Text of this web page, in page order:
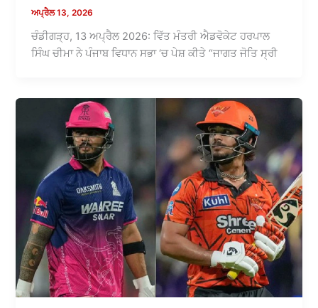
ਅਪ੍ਰੈਲ 13, 2026
ਚੰਡੀਗੜ੍ਹ, 13 ਅਪ੍ਰੈਲ 2026: ਵਿੱਤ ਮੰਤਰੀ ਐਡਵੋਕੇਟ ਹਰਪਾਲ
ਸਿੰਘ ਚੀਮਾ ਨੇ ਪੰਜਾਬ ਵਿਧਾਨ ਸਭਾ ‘ਚ ਪੇਸ਼ ਕੀਤੇ “ਜਾਗਤ ਜੋਤਿ ਸ੍ਰੀ